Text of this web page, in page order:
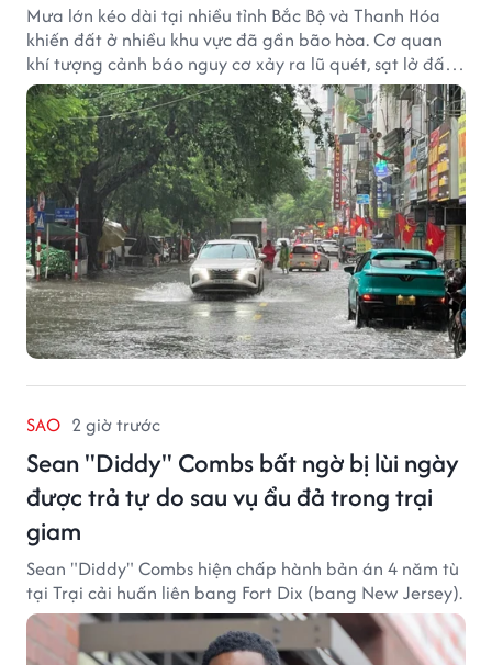
Mưa lớn kéo dài tại nhiều tỉnh Bắc Bộ và Thanh Hóa
khiến đất ở nhiều khu vực đã gần bão hòa. Cơ quan
khí tượng cảnh báo nguy cơ xảy ra lũ quét, sạt lở đất
trong những giờ tới.
SAO 2 giờ trước
Sean "Diddy" Combs bất ngờ bị lùi ngày
được trả tự do sau vụ ẩu đả trong trại
giam
Sean "Diddy" Combs hiện chấp hành bản án 4 năm tù
tại Trại cải huấn liên bang Fort Dix (bang New Jersey).